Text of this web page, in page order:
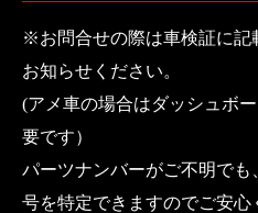
※お問合せの際は車検証に記
お知らせください。
(アメ車の場合はダッシュボ
要です）
パーツナンバーがご不明で
号を特定できますのでご安心